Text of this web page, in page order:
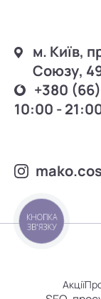
м. Київ,
Союзу,
+380
10:00 -
Акції
КНОПКА
ЗВ'ЯЗКУ